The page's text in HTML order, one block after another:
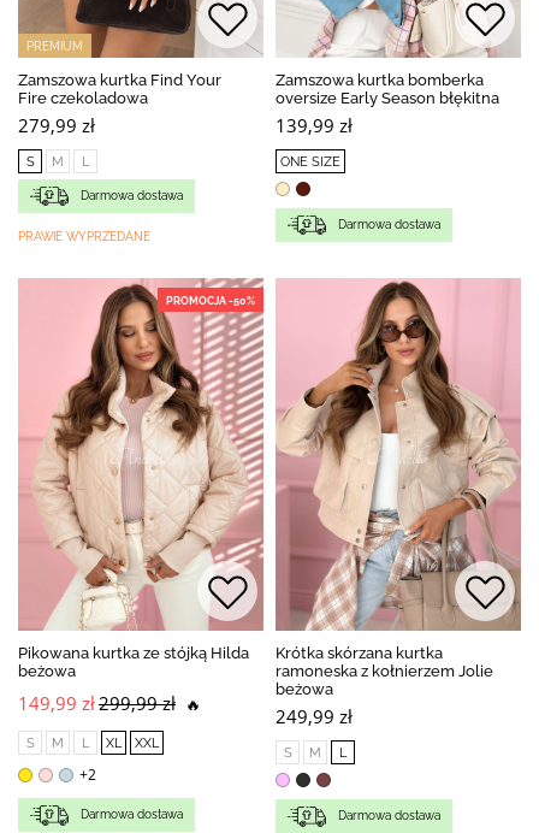
PREMIUM
Zamszowa kurtka Find Your
Fire czekoladowa
279,99 zł
S M L
Darmowa dostawa
PRAWIE WYPRZEDANE
Zamszowa kurtka bomberka
oversize Early Season błękitna
139,99 zł
ONE SIZE
Darmowa dostawa
PROMOCJA -50%
Pikowana kurtka ze stójką Hilda
beżowa
149,99 zł299,99 zł 🔥
S M L XL XXL
+2
Darmowa dostawa
Krótka skórzana kurtka
ramoneska z kołnierzem Jolie
beżowa
249,99 zł
S M L
Darmowa dostawa